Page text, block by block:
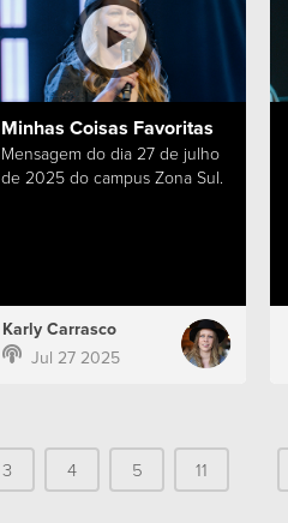
Minhas Coisas Favoritas
Mensagem do dia 27 de julho
de 2025 do campus Zona Sul.
Karly Carrasco
Jul 27 2025
3 4 5 11